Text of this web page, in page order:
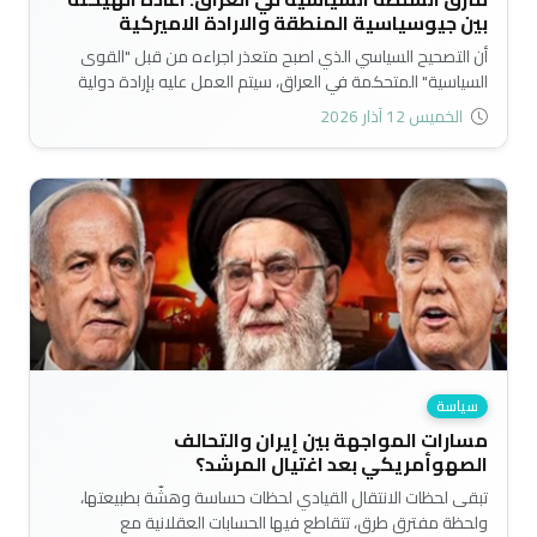
بين جيوسياسية المنطقة والارادة الاميركية
أن التصحيح السياسي الذي اصبح متعذر اجراءه من قبل "القوى
السياسية" المتحكمة في العراق، سيتم العمل عليه بإرادة دولية
واميركية، ولا يمكن ترك البلاد لعرابي الفساد ومتسيدي حالة
اللادولة واللانظام وتمييع الدولار بالظل بعيدا عن منظومة الدولار
العالمية، تلك المنظومة التي تسعى الولايات المتحدة الى بقاءها
متفردة ومسيطرة على النظام الاقتصادي العالمي. وهذا ما جرى
في فنزويلا ، وما سيجري في دول اخرى في اميركا اللاتينية مثل
كوبا وكولمبيا وغيرها..
الخميس 12 آذار 2026
سياسة
مسارات المواجهة بين إيران والتحالف
الصهوأمريكي بعد اغتيال المرشد؟
تبقى لحظات الانتقال القيادي لحظات حساسة وهشّة بطبيعتها،
ولحظة مفترق طرق، تتقاطع فيها الحسابات العقلانية مع